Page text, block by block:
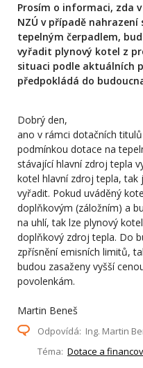
Prosím o informaci, zda
NZÚ v případě
tepelným čerpadlem,
vyřadit plynový kotel z
situaci podle aktuálních
předpokládá do
Dobrý den,
ano v rámci dotačních
podmínkou dotace na
stávající hlavní zdroj tepla
kotel hlavní zdroj tepla,
vyřadit. Pokud uváděný
doplňkovým (záložním) a
na uhlí, tak lze plynový
doplňkový zdroj tepla. Do
zpřísnění emisních limitů,
budou zasaženy vyšší
povolenkám.
Martin Beneš
Odpovídá: Ing. Martin
Téma: Dotace a